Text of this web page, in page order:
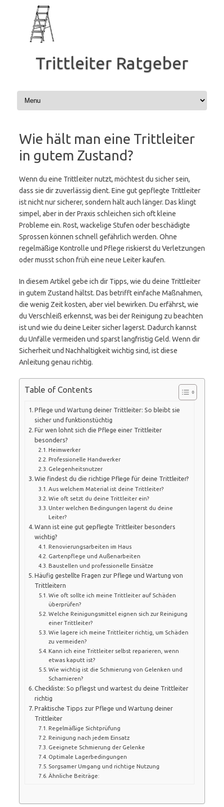
springen
Trittleiter Ratgeber
Wie hält man eine Trittleiter
in gutem Zustand?
Wenn du eine Trittleiter nutzt, möchtest du sicher sein,
dass sie dir zuverlässig dient. Eine gut gepflegte Trittleiter
ist nicht nur sicherer, sondern hält auch länger. Das klingt
simpel, aber in der Praxis schleichen sich oft kleine
Probleme ein. Rost, wackelige Stufen oder beschädigte
Sprossen können schnell gefährlich werden. Ohne
regelmäßige Kontrolle und Pflege riskierst du Verletzungen
oder musst schon früh eine neue Leiter kaufen.
In diesem Artikel gebe ich dir Tipps, wie du deine Trittleiter
in gutem Zustand hältst. Das betrifft einfache Maßnahmen,
die wenig Zeit kosten, aber viel bewirken. Du erfährst, wie
du Verschleiß erkennst, was bei der Reinigung zu beachten
ist und wie du deine Leiter sicher lagerst. Dadurch kannst
du Unfälle vermeiden und sparst langfristig Geld. Wenn dir
Sicherheit und Nachhaltigkeit wichtig sind, ist diese
Anleitung genau richtig.
Table of Contents
Pflege und Wartung deiner Trittleiter: So bleibt sie
sicher und funktionstüchtig
Für wen lohnt sich die Pflege einer Trittleiter
besonders?
Heimwerker
Professionelle Handwerker
Gelegenheitsnutzer
Wie findest du die richtige Pflege für deine Trittleiter?
Aus welchem Material ist deine Trittleiter?
Wie oft setzt du deine Trittleiter ein?
Unter welchen Bedingungen lagerst du deine
Leiter?
Wann ist eine gut gepflegte Trittleiter besonders
wichtig?
Renovierungsarbeiten im Haus
Gartenpflege und Außenarbeiten
Baustellen und professionelle Einsätze
Häufig gestellte Fragen zur Pflege und Wartung von
Trittleitern
Wie oft sollte ich meine Trittleiter auf Schäden
überprüfen?
Welche Reinigungsmittel eignen sich zur Reinigung
einer Trittleiter?
Wie lagere ich meine Trittleiter richtig, um Schäden
zu vermeiden?
Kann ich eine Trittleiter selbst reparieren, wenn
etwas kaputt ist?
Wie wichtig ist die Schmierung von Gelenken und
Scharnieren?
Checkliste: So pflegst und wartest du deine Trittleiter
richtig
Praktische Tipps zur Pflege und Wartung deiner
Trittleiter
Regelmäßige Sichtprüfung
Reinigung nach jedem Einsatz
Geeignete Schmierung der Gelenke
Optimale Lagerbedingungen
Sorgsamer Umgang und richtige Nutzung
Ähnliche Beiträge: